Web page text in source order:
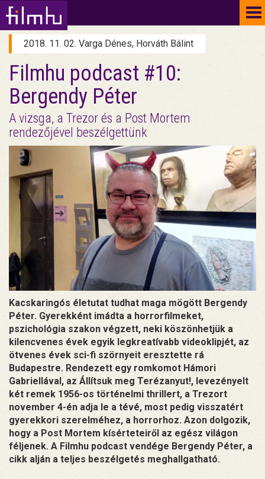
2018. 11. 02. Varga Dénes, Horváth Bálint
Filmhu podcast #10:
Bergendy Péter
A vizsga, a Trezor és a Post Mortem
rendezőjével beszélgettünk
Kacskaringós életutat tudhat maga mögött Bergendy
Péter. Gyerekként imádta a horrorfilmeket,
pszichológia szakon végzett, neki köszönhetjük a
kilencvenes évek egyik legkreatívabb videoklipjét, az
ötvenes évek sci-fi szörnyeit eresztette rá
Budapestre. Rendezett egy romkomot Hámori
Gabriellával, az Állítsuk meg Terézanyut!, levezényelt
két remek 1956-os történelmi thrillert, a Trezort
november 4-én adja le a tévé, most pedig visszatért
gyerekkori szerelméhez, a horrorhoz. Azon dolgozik,
hogy a Post Mortem kísérteteiről az egész világon
féljenek. A Filmhu podcast vendége Bergendy Péter, a
cikk alján a teljes beszélgetés meghallgatható.